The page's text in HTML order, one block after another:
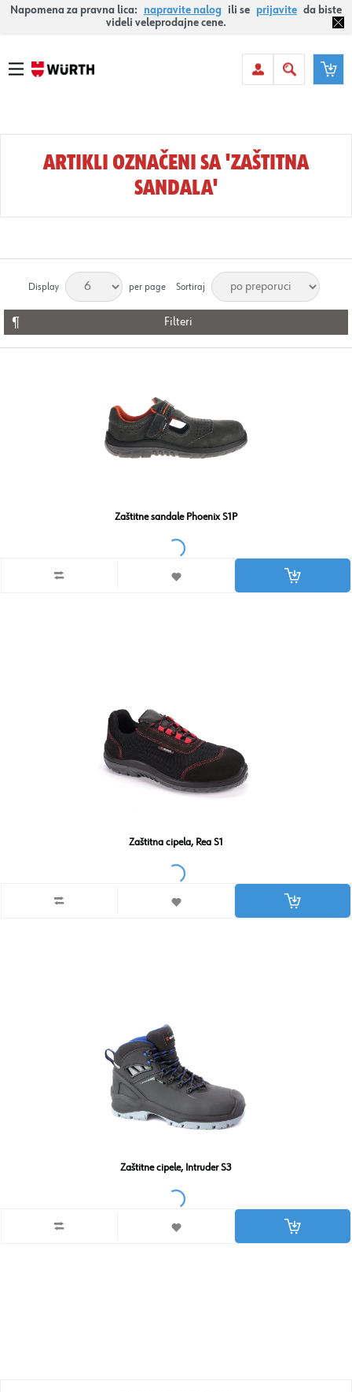
Napomena za pravna lica: napravite nalog ili se prijavite da biste
videli veleprodajne cene.
ARTIKLI OZNAČENI SA 'ZAŠTITNA
SANDALA'
Display per page Sortiraj
Filteri
Zaštitne sandale Phoenix S1P
Zaštitna cipela, Rea S1
Zaštitne cipele, Intruder S3